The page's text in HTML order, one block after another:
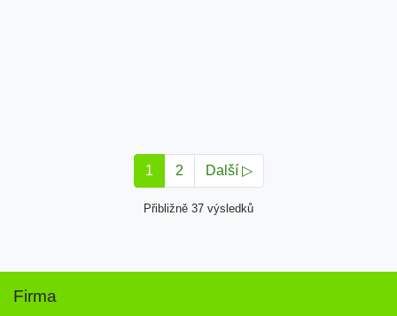
1 2 Další ▷
Přibližně 37 výsledků
Firma